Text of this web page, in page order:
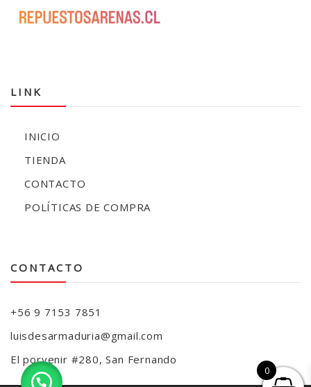
LINK
INICIO
TIENDA
CONTACTO
POLÍTICAS DE COMPRA
CONTACTO
+56 9 7153 7851
luisdesarmaduria@gmail.com
El porvenir #280, San Fernando
0